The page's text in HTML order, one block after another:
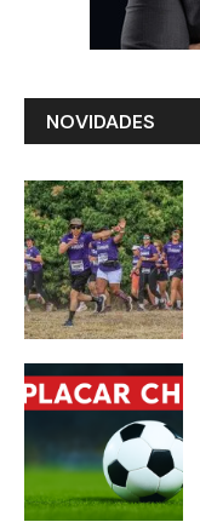
NOVIDADES